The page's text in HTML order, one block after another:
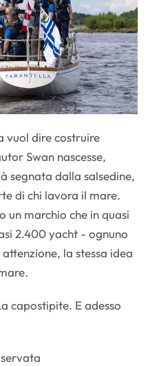
vuol dire costruire
Swan nascesse,
segnata dalla salsedine,
di chi lavora il mare.
un marchio che in quasi
2.400 yacht - ognuno
la stessa idea
capostipite. E adesso